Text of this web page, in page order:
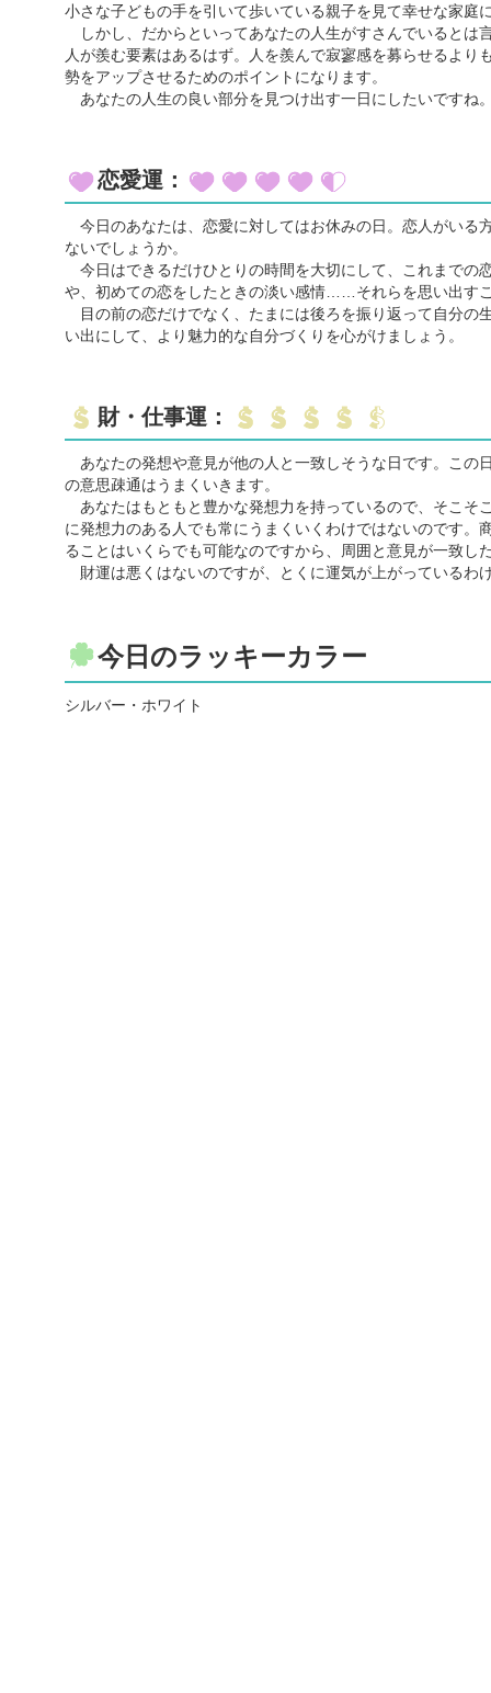
小さな子どもの手を引いて歩いている親子を見て幸せな家庭
しかし、だからといってあなたの人生がすさんでいるとは
人が羨む要素はあるはず。人を羨んで寂寥感を募らせるよ
勢をアップさせるためのポイントになります。
あなたの人生の良い部分を見つけ出す一日にしたいですね
恋愛運：
今日のあなたは、恋愛に対してはお休みの日。恋人がいる
ないでしょうか。
今日はできるだけひとりの時間を大切にして、これまでの
や、初めての恋をしたときの淡い感情……それらを思い出す
目の前の恋だけでなく、たまには後ろを振り返って自分の
い出にして、より魅力的な自分づくりを心がけましょう。
財・仕事運：
あなたの発想や意見が他の人と一致しそうな日です。この
の意思疎通はうまくいきます。
あなたはもともと豊かな発想力を持っているので、そこそ
に発想力のある人でも常にうまくいくわけではないのです
ることはいくらでも可能なのですから、周囲と意見が一致し
財運は悪くはないのですが、とくに運気が上がっているわ
今日のラッキーカラー
シルバー・ホワイト